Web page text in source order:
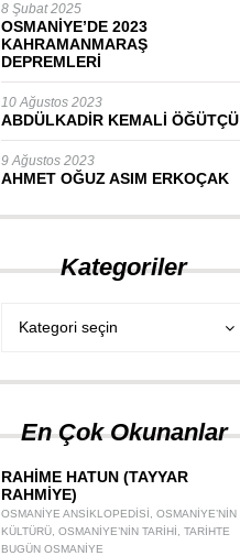
8 Şubat 2025
OSMANİYE’DE 2023
KAHRAMANMARAŞ
DEPREMLERİ
10 Ağustos 2023
ABDÜLKADİR KEMALİ ÖĞÜTÇÜ
9 Ağustos 2023
AHMET OĞUZ ASIM ERKOÇAK
Kategoriler
Kategori seçin
En Çok Okunanlar
RAHİME HATUN (TAYYAR
RAHMİYE)
OSMANIYE ANSIKLOPEDISI
OSMANIYE’NIN
KÜLTÜRÜ, OSMANIYE’NIN TARIHI
TARIHTE
BUGÜN OSMANIYE